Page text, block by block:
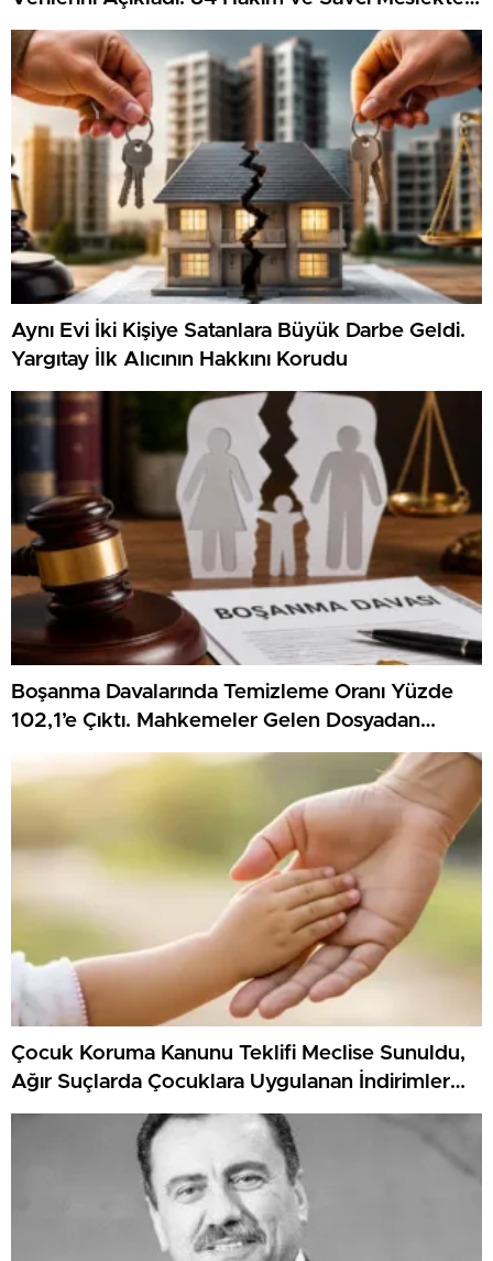
Çıkarıldı
Aynı Evi İki Kişiye Satanlara Büyük Darbe Geldi.
Yargıtay İlk Alıcının Hakkını Korudu
Boşanma Davalarında Temizleme Oranı Yüzde
102,1’e Çıktı. Mahkemeler Gelen Dosyadan
Fazlasını Karara Bağladı
Çocuk Koruma Kanunu Teklifi Meclise Sunuldu,
Ağır Suçlarda Çocuklara Uygulanan İndirimler
Yeniden Düzenlenecek